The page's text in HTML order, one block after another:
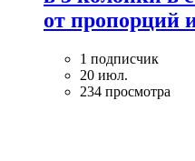
от пропорций
1 подписчик
20 июл.
234 просмотра